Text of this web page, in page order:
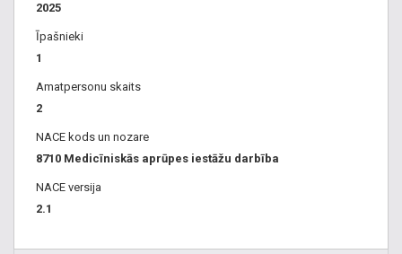
2025
Īpašnieki
1
Amatpersonu skaits
2
NACE kods un nozare
8710 Medicīniskās aprūpes iestāžu darbība
NACE versija
2.1